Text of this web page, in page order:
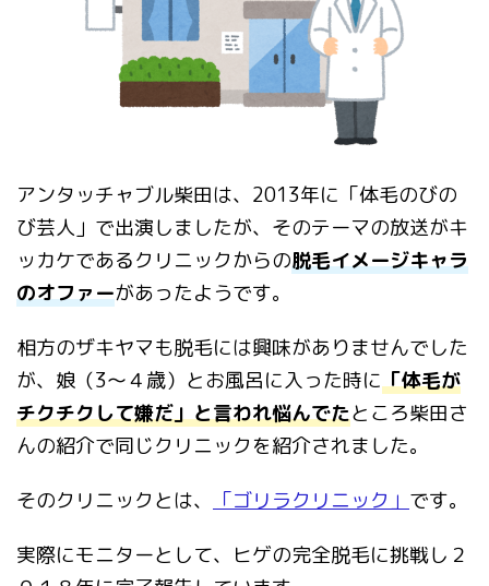
アンタッチャブル柴田は、2013年に「体毛のびの
び芸人」で出演しましたが、そのテーマの放送がキ
ッカケであるクリニックからの脱毛イメージキャラ
のオファーがあったようです。
相方のザキヤマも脱毛には興味がありませんでした
が、娘（3～４歳）とお風呂に入った時に「体毛が
チクチクして嫌だ」と言われ悩んでたところ柴田さ
んの紹介で同じクリニックを紹介されました。
そのクリニックとは、
「ゴリラクリニック」 です。
実際にモニターとして、ヒゲの完全脱毛に挑戦し２